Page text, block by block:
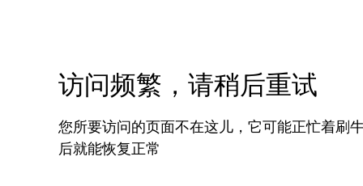
访问频繁，请稍后重试
您所要访问的页面不在这儿，它可能正忙着刷
后就能恢复正常